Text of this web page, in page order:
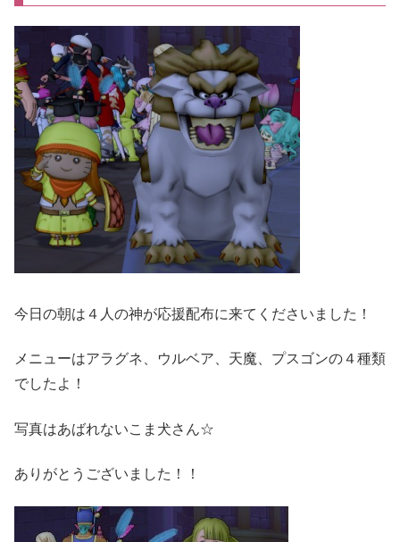
今日の朝は４人の神が応援配布に来てくださいました！
メニューはアラグネ、ウルベア、天魔、プスゴンの４種類
でしたよ！
写真はあばれないこま犬さん☆
ありがとうございました！！